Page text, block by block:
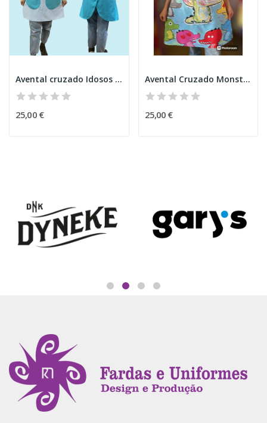
Avental cruzado Idosos Risca
25,00 €
Avental Cruzado Monstro Confuso
25,00 €